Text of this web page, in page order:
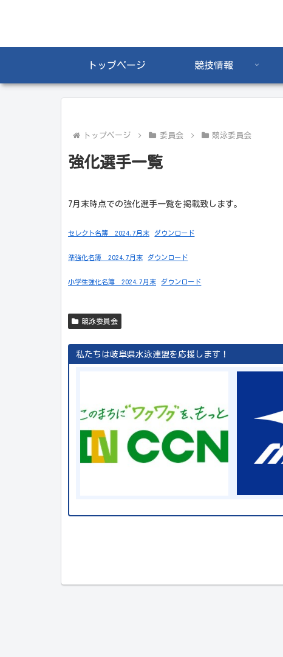
トップページ 競技情報
トップページ 委員会 競泳委員会
強化選手一覧
7月末時点での強化選手一覧を掲載致します。
セレクト名簿 2024.7月末 ダウンロード
準強化名簿 2024.7月末 ダウンロード
小学生強化名簿 2024.7月末 ダウンロード
競泳委員会
私たちは岐阜県水泳連盟を応援します！